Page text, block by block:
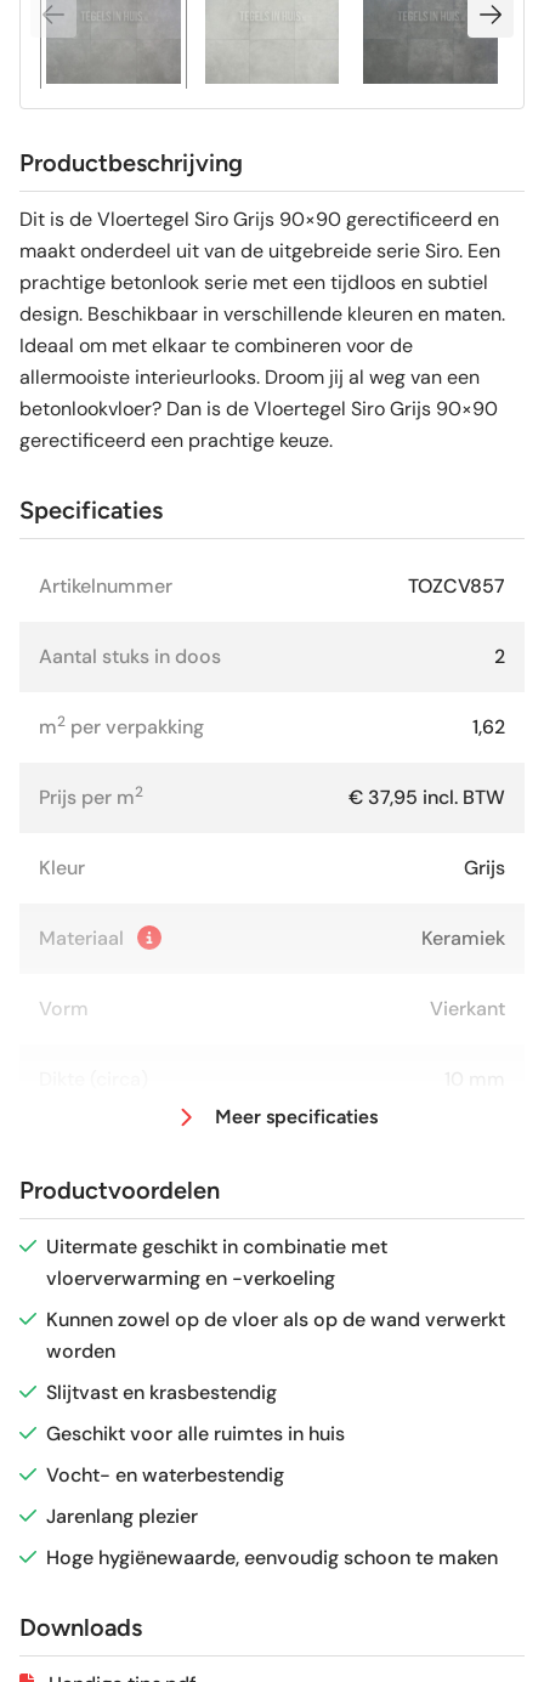
Productbeschrijving
Dit is de Vloertegel Siro Grijs 90×90 gerectificeerd en
maakt onderdeel uit van de uitgebreide serie Siro. Een
prachtige betonlook serie met een tijdloos en subtiel
design. Beschikbaar in verschillende kleuren en maten.
Ideaal om met elkaar te combineren voor de
allermooiste interieurlooks. Droom jij al weg van een
betonlookvloer? Dan is de Vloertegel Siro Grijs 90×90
gerectificeerd een prachtige keuze.
Specificaties
Artikelnummer TOZCV857
Aantal stuks in doos 2
m2 per verpakking 1,62
Prijs per m2 € 37,95 incl. BTW
Kleur Grijs
Materiaal Keramiek
Vorm Vierkant
Antislipwaarde R10
Glans / Mat
Gerectificeerd
Vorstbestendig
Sortering
Craquelé Nee
Geschikt voor vloerverwarming
Meer specificaties
Productvoordelen
Uitermate geschikt in combinatie met
vloerverwarming en -verkoeling
Kunnen zowel op de vloer als op de wand verwerkt
worden
Slijtvast en krasbestendig
Geschikt voor alle ruimtes in huis
Vocht- en waterbestendig
Jarenlang plezier
Hoge hygiënewaarde, eenvoudig schoon te maken
Downloads